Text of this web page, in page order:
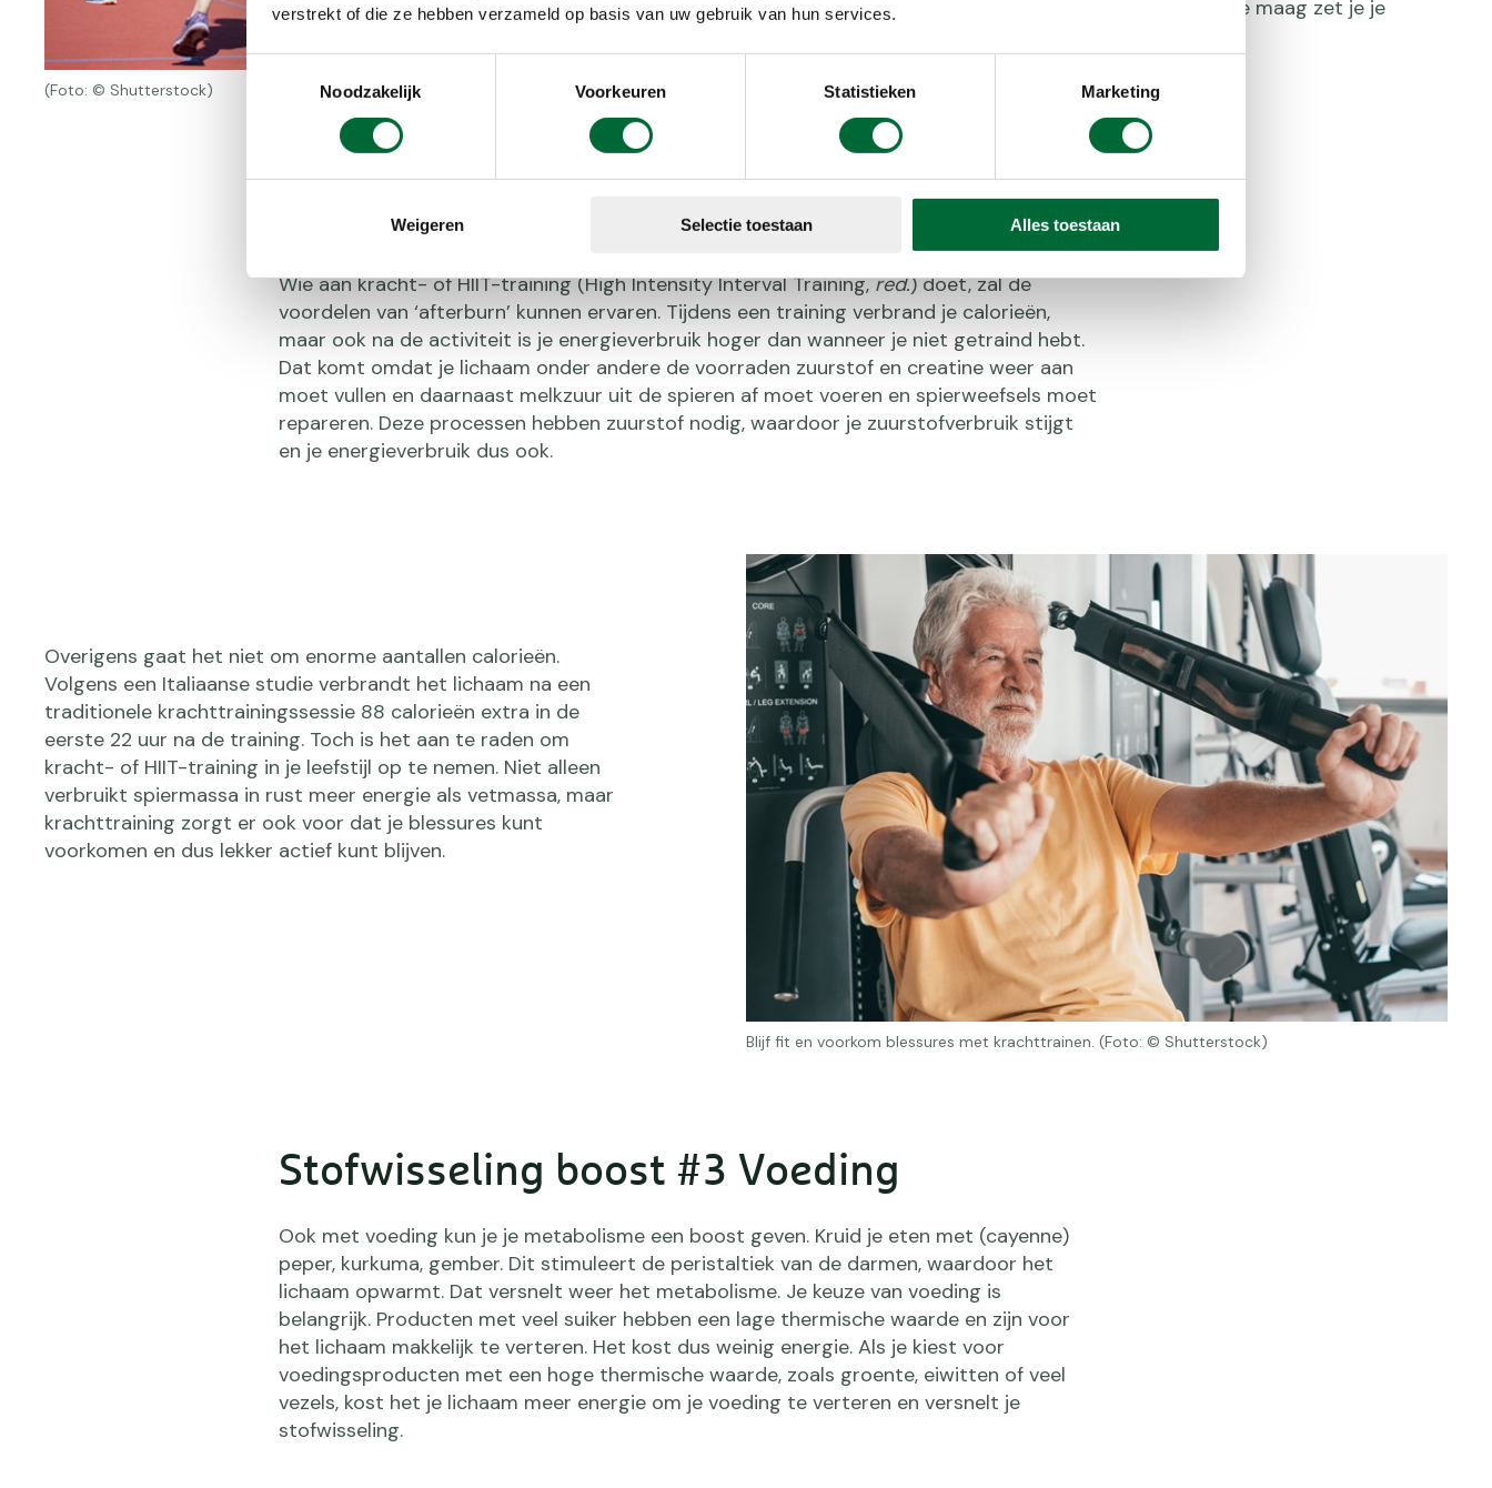
verstrekt of die ze hebben verzameld op basis van uw gebruik van hun services.
Noodzakelijk
Voorkeuren Statistieken Marketing
Weigeren Selectie toestaan Alles toestaan
(Foto: © Shutterstock)
maken. Door te bewegen op een nuchtere maag zet je je
Stofwisseling boost #2 Krachttraining
Wie aan kracht- of HIIT-training (High Intensity Interval Training,red.) doet, zal de
voordelen van ‘afterburn’ kunnen ervaren. Tijdens een training verbrand je calorieën,
maar ook na de activiteit is je energieverbruik hoger dan wanneer je niet getraind hebt.
Dat komt omdat je lichaam onder andere de voorraden zuurstof en creatine weer aan
moet vullen en daarnaast melkzuur uit de spieren af moet voeren en spierweefsels moet
repareren. Deze processen hebben zuurstof nodig, waardoor je zuurstofverbruik stijgt
en je energieverbruik dus ook.
Overigens gaat het niet om enorme aantallen calorieën.
Volgens een Italiaanse studie verbrandt het lichaam na een
traditionele krachttrainingssessie 88 calorieën extra in de
eerste 22 uur na de training. Toch is het aan te raden om
kracht- of HIIT-training in je leefstijl op te nemen. Niet alleen
verbruikt spiermassa in rust meer energie als vetmassa, maar
krachttraining zorgt er ook voor dat je blessures kunt
voorkomen en dus lekker actief kunt blijven.
Blijf fit en voorkom blessures met krachttrainen. (Foto: © Shutterstock)
Stofwisseling boost #3 Voeding
Ook met voeding kun je je metabolisme een boost geven. Kruid je eten met (cayenne)
peper, kurkuma, gember. Dit stimuleert de peristaltiek van de darmen, waardoor het
lichaam opwarmt. Dat versnelt weer het metabolisme. Je keuze van voeding is
belangrijk. Producten met veel suiker hebben een lage thermische waarde en zijn voor
het lichaam makkelijk te verteren. Het kost dus weinig energie. Als je kiest voor
voedingsproducten met een hoge thermische waarde, zoals groente, eiwitten of veel
vezels, kost het je lichaam meer energie om je voeding te verteren en versnelt je
stofwisseling.